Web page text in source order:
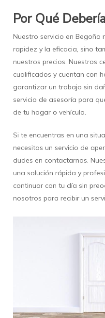
Por Qué
Nuestro servicio en Begoña
rapidez y la eficacia, sino
nuestros precios. Nuestros
cualificados y cuentan con
garantizar un trabajo sin
servicio de asesoría para
de tu hogar o vehículo.
Si te encuentras en una
necesitas un servicio de
dudes en contactarnos.
una solución rápida y
continuar con tu día sin
nosotros para recibir un